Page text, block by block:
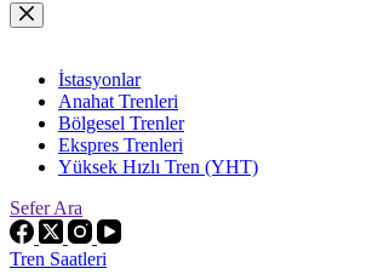
Skip
to
İstasyonlar
Anahat Trenleri
Bölgesel Trenler
Ekspres Trenleri
Yüksek Hızlı Tren (YHT)
Sefer Ara
Tren Saatleri